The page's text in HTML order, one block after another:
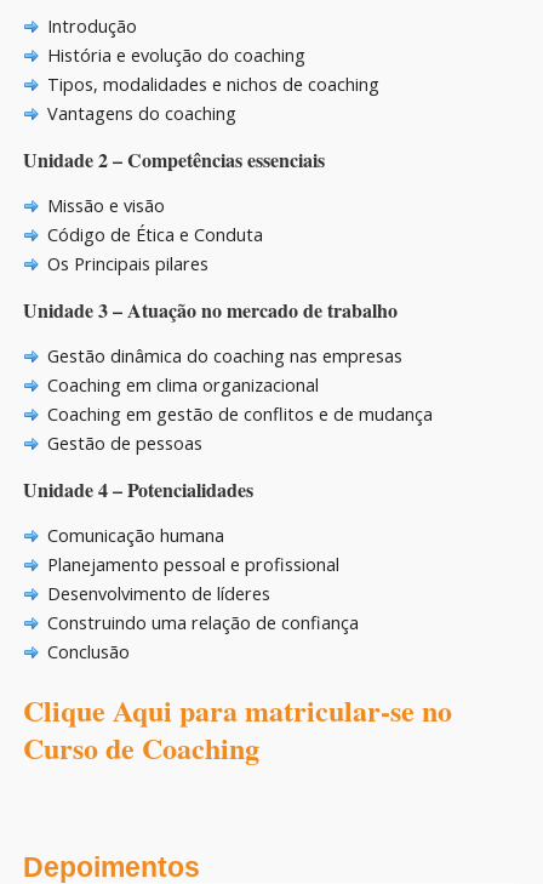
Introdução
História e evolução do coaching
Tipos, modalidades e nichos de coaching
Vantagens do coaching
Unidade 2 – Competências essenciais
Missão e visão
Código de Ética e Conduta
Os Principais pilares
Unidade 3 – Atuação no mercado de trabalho
Gestão dinâmica do coaching nas empresas
Coaching em clima organizacional
Coaching em gestão de conflitos e de mudança
Gestão de pessoas
Unidade 4 – Potencialidades
Comunicação humana
Planejamento pessoal e profissional
Desenvolvimento de líderes
Construindo uma relação de confiança
Conclusão
Clique Aqui para matricular-se no
Curso de Coaching
Depoimentos